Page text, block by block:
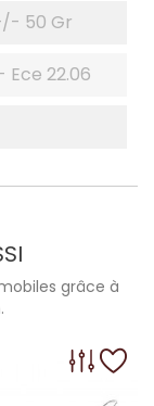
50 Gr
Ece 22.06
grâce à